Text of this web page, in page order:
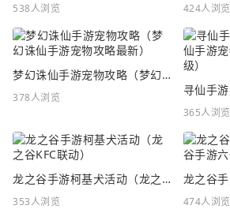
538人浏览 424人浏览
梦幻诛仙手游宠物攻略（梦幻诛仙手游宠物攻略最新）
378人浏览
365人浏览
龙之谷手游柯基犬活动（龙之谷KFC联动）
353人浏览 474人浏览